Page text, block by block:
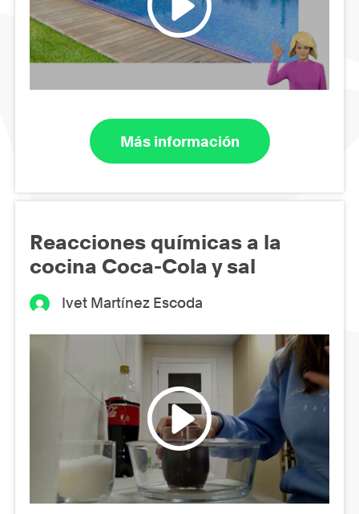
Más información
Reacciones químicas a la
cocina Coca-Cola y sal
Ivet Martínez Escoda